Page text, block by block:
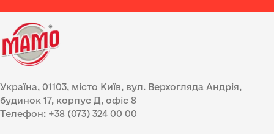
Україна, 01103, місто Київ, вул. Верхогляда Андрія,
будинок 17, корпус Д, офіс 8
Телефон: +38 (073) 324 00 00